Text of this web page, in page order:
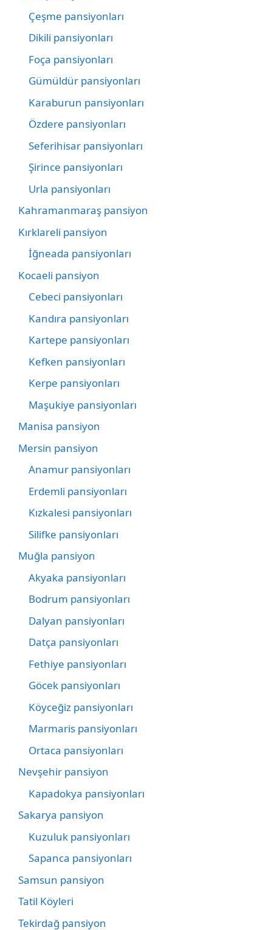
Çeşme pansiyonları
Dikili pansiyonları
Foça pansiyonları
Gümüldür pansiyonları
Karaburun pansiyonları
Özdere pansiyonları
Seferihisar pansiyonları
Şirince pansiyonları
Urla pansiyonları
Kahramanmaraş pansiyon
Kırklareli pansiyon
İğneada pansiyonları
Kocaeli pansiyon
Cebeci pansiyonları
Kandıra pansiyonları
Kartepe pansiyonları
Kefken pansiyonları
Kerpe pansiyonları
Maşukiye pansiyonları
Manisa pansiyon
Mersin pansiyon
Anamur pansiyonları
Erdemli pansiyonları
Kızkalesi pansiyonları
Silifke pansiyonları
Muğla pansiyon
Akyaka pansiyonları
Bodrum pansiyonları
Dalyan pansiyonları
Datça pansiyonları
Fethiye pansiyonları
Göcek pansiyonları
Köyceğiz pansiyonları
Marmaris pansiyonları
Ortaca pansiyonları
Nevşehir pansiyon
Kapadokya pansiyonları
Sakarya pansiyon
Kuzuluk pansiyonları
Sapanca pansiyonları
Samsun pansiyon
Tatil Köyleri
Tekirdağ pansiyon